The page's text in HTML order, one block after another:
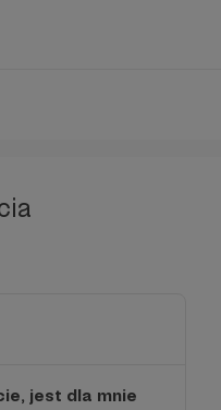
jest dla mnie